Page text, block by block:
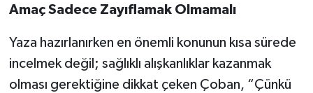
Amaç Sadece Zayıflamak Olmamalı
Yaza hazırlanırken en önemli konunun kısa sürede
incelmek değil; sağlıklı alışkanlıklar kazanmak
olması gerektiğine dikkat çeken Çoban, “Çünkü